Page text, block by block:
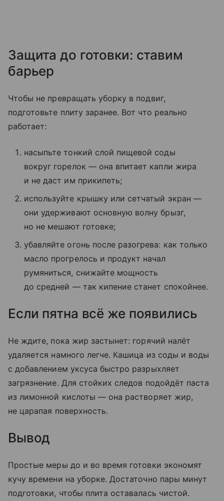
Защита до готовки: ставим
барьер
Чтобы не превращать уборку в подвиг,
подготовьте плиту заранее. Вот что реально
работает:
насыпьте тонкий слой пищевой соды
вокруг горелок — она впитает капли жира
и не даст им прикипеть;
используйте крышку или сетчатый экран —
они удерживают основную волну брызг,
но не мешают готовке;
убавляйте огонь после разогрева: как только
масло прогрелось и продукт начал
румяниться, снижайте мощность
до средней — так кипение станет спокойнее.
Если пятна всё же появились
Не ждите, пока жир застынет: горячий налёт
удаляется намного легче. Кашица из соды и воды
с добавлением уксуса быстро разрыхляет
загрязнение. Для стойких следов подойдёт паста
из лимонной кислоты — она растворяет жир,
не царапая поверхность.
Вывод
Простые меры до и во время готовки экономят
кучу времени на уборке. Достаточно пары минут
подготовки, чтобы плита оставалась чистой.